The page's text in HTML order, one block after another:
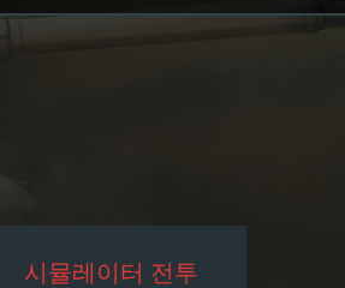
시뮬레이터 전투